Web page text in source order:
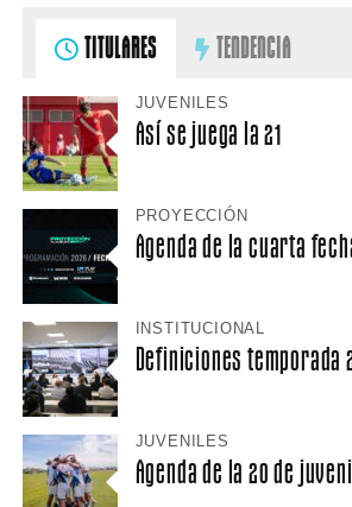
TITULARES TENDENCIA
JUVENILES
Así se juega la 21
PROYECCIÓN
Agenda de la cuarta
INSTITUCIONAL
Definiciones temporada
JUVENILES
Agenda de la 20 de